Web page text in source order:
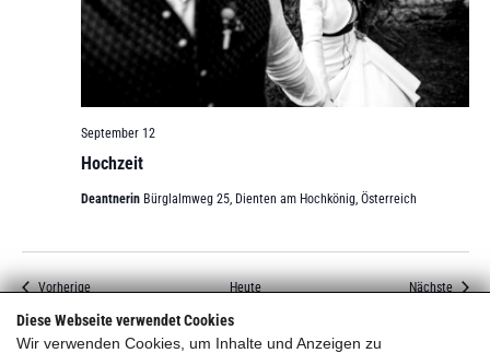
Diese Webseite verwendet Cookies
Wir verwenden Cookies, um Inhalte und Anzeigen zu
Hochzeit
September 12
Deantnerin Bürglalmweg 25, Dienten am Hochkönig, Österreich
VorherigeVeranstaltungen Heute Nächste